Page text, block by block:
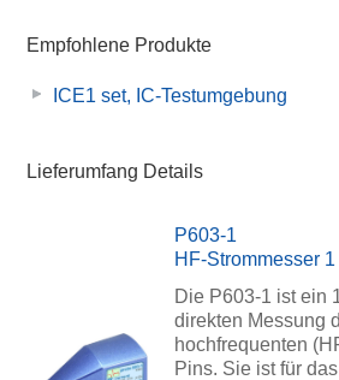
Empfohlene Produkte
ICE1 set, IC-Testumgebung
Lieferumfang Details
P603-1
HF-Strommesser 1
Die P603-1 ist ein
direkten Messung
hochfrequenten
Pins. Sie ist für